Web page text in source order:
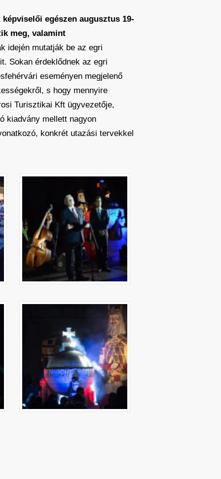
egészen augusztus 19-
meg, valamint
idején mutatják be az egri
Sokan érdeklődnek az egri
eseményen megjelenő
s hogy mennyire
Turisztikai Kft ügyvezetője,
kiadvány mellett nagyon
konkrét utazási tervekkel